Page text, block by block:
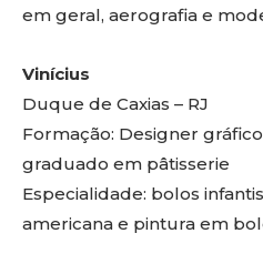
em geral, aerografia e
Vinícius
Duque de Caxias – RJ
Formação: Designer
graduado em pâtisserie
Especialidade: bolos
americana e pintura em